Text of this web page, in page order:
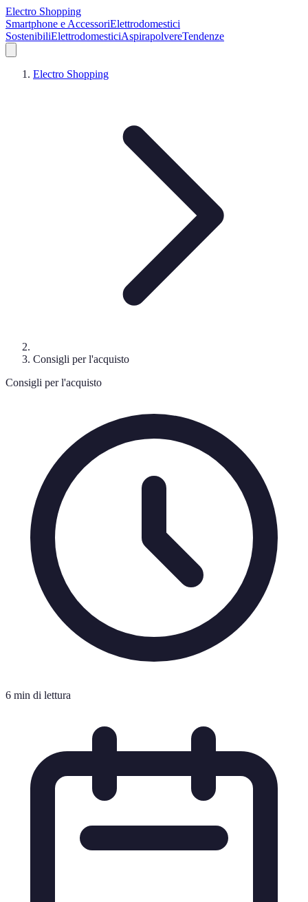
Electro Shopping
Smartphone e AccessoriElettrodomestici
SostenibiliElettrodomesticiAspirapolvereTendenze
Electro Shopping
Consigli per l'acquisto
Consigli per l'acquisto
6 min di lettura